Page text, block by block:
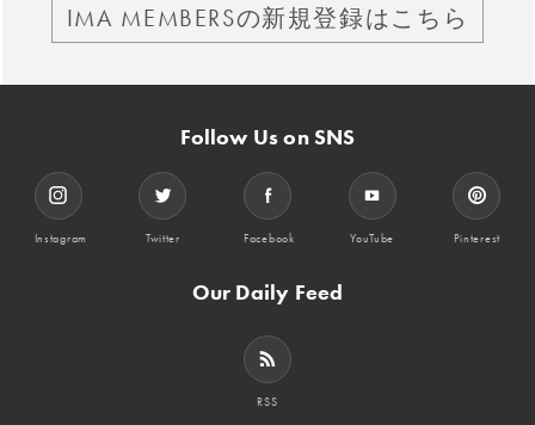
IMA MEMBERSの新規登録はこちら
Follow Us on SNS
Instagram Twitter Facebook YouTube Pinterest
Our Daily Feed
RSS